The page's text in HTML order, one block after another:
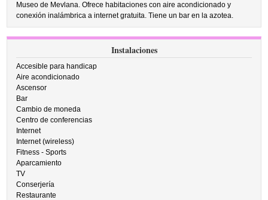
Museo de Mevlana. Ofrece habitaciones con aire acondicionado y
conexión inalámbrica a internet gratuita. Tiene un bar en la azotea.
Instalaciones
Accesible para handicap
Aire acondicionado
Ascensor
Bar
Cambio de moneda
Centro de conferencias
Internet
Internet (wireless)
Fitness - Sports
Aparcamiento
TV
Conserjería
Restaurante